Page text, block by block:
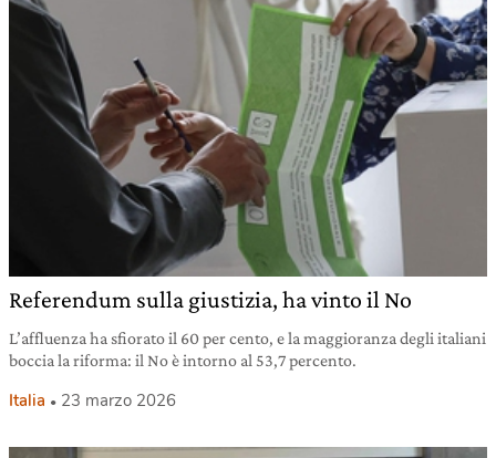
Referendum sulla giustizia, ha vinto il No
L’affluenza ha sfiorato il 60 per cento, e la maggioranza degli italiani
boccia la riforma: il No è intorno al 53,7 percento.
Italia 23 marzo 2026